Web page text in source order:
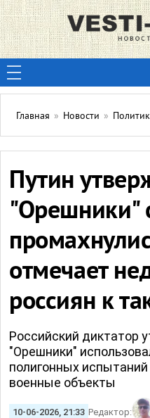
Главная » Новости »
Путин
"Орешники"
отмечает
россиян к
Российский диктатор
"Орешники"
полигонных
военные объекты
10-06-2026, 21:33 Редактор: